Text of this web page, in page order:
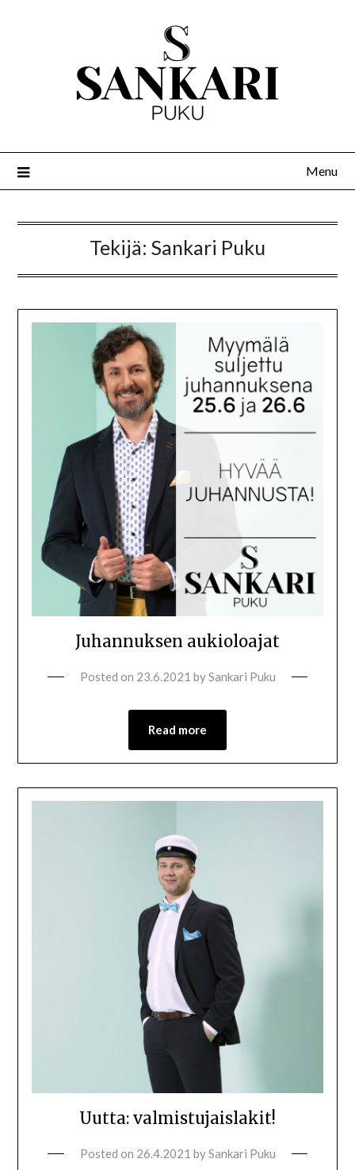
Menu
Tekijä: Sankari Puku
Juhannuksen aukioloajat
Posted on 23.6.2021 bySankari Puku
Read more
Uutta: valmistujaislakit!
Posted on 26.4.2021 bySankari Puku